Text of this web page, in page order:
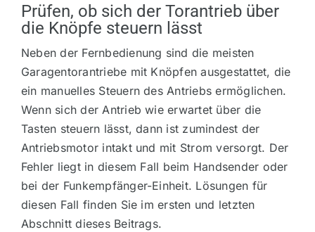
Prüfen, ob sich der Torantrieb über
die Knöpfe steuern lässt
Neben der Fernbedienung sind die meisten
Garagentorantriebe mit Knöpfen ausgestattet, die
ein manuelles Steuern des Antriebs ermöglichen.
Wenn sich der Antrieb wie erwartet über die
Tasten steuern lässt, dann ist zumindest der
Antriebsmotor intakt und mit Strom versorgt. Der
Fehler liegt in diesem Fall beim Handsender oder
bei der Funkempfänger-Einheit. Lösungen für
diesen Fall finden Sie im ersten und letzten
Abschnitt dieses Beitrags.